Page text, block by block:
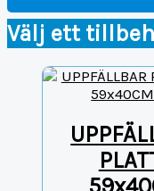
Välj ett